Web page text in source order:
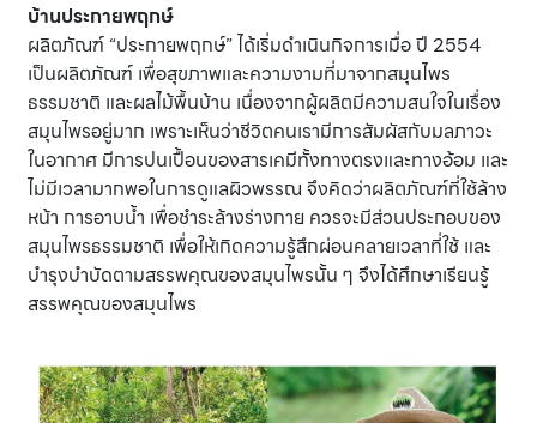
บ้านประกายพฤกษ์
ผลิตภัณฑ์ “ประกายพฤกษ์” ได้เริ่มดำเนินกิจการเมื่อ ปี 2554
เป็นผลิตภัณฑ์ เพื่อสุขภาพและความงามที่มาจากสมุนไพร
ธรรมชาติ และผลไม้พื้นบ้าน เนื่องจากผู้ผลิตมีความสนใจในเรื่อง
สมุนไพรอยู่มาก เพราะเห็นว่าชีวิตคนเรามีการสัมผัสกับมลภาวะ
ในอากาศ มีการปนเปื้อนของสารเคมีทั้งทางตรงและทางอ้อม และ
ไม่มีเวลามากพอในการดูแลผิวพรรณ จึงคิดว่าผลิตภัณฑ์ที่ใช้ล้าง
หน้า การอาบน้ำ เพื่อชำระล้างร่างกาย ควรจะมีส่วนประกอบของ
สมุนไพรธรรมชาติ เพื่อให้เกิดความรู้สึกผ่อนคลายเวลาที่ใช้ และ
บำรุงบำบัดตามสรรพคุณของสมุนไพรนั้น ๆ จึงได้ศึกษาเรียนรู้
สรรพคุณของสมุนไพร